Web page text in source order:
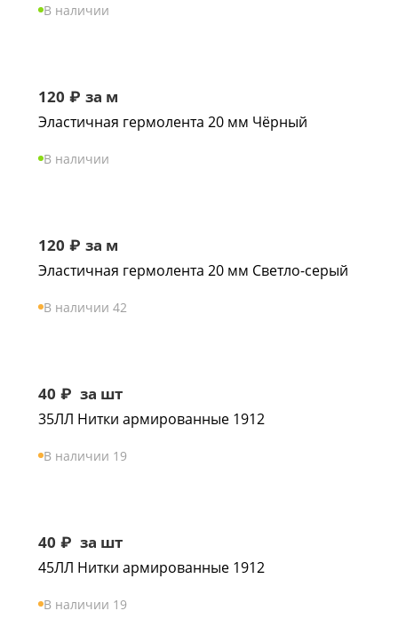
В наличии
120 ₽ за м
Эластичная гермолента 20 мм Чёрный
В наличии
120 ₽ за м
Эластичная гермолента 20 мм Светло-серый
В наличии 42
40 ₽ за шт
35ЛЛ Нитки армированные 1912
В наличии 19
40 ₽ за шт
45ЛЛ Нитки армированные 1912
В наличии 19